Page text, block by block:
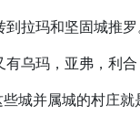
到拉玛和坚固城推
有乌玛，亚弗，利
些城并属城的村庄就